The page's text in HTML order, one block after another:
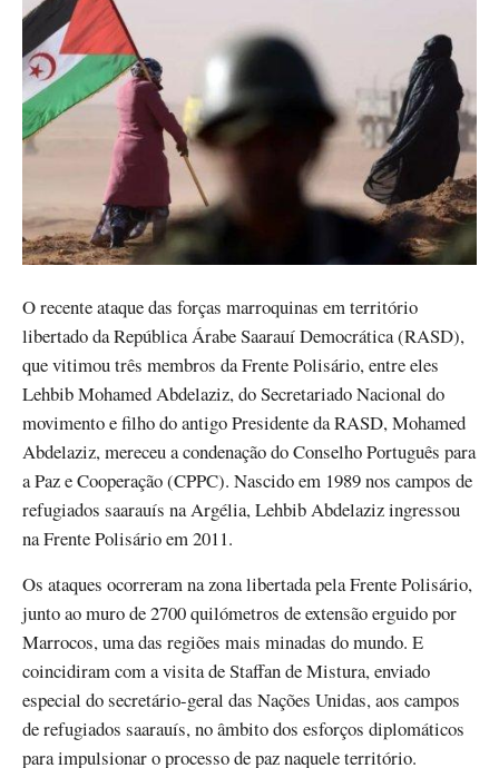
O recente ataque das forças marroquinas em território
libertado da República Árabe Saarauí Democrática (RASD),
que vitimou três membros da Frente Polisário, entre eles
Lehbib Mohamed Abdelaziz, do Secretariado Nacional do
movimento e filho do antigo Presidente da RASD, Mohamed
Abdelaziz, mereceu a condenação do Conselho Português para
a Paz e Cooperação (CPPC). Nascido em 1989 nos campos de
refugiados saarauís na Argélia, Lehbib Abdelaziz ingressou
na Frente Polisário em 2011.
Os ataques ocorreram na zona libertada pela Frente Polisário,
junto ao muro de 2700 quilómetros de extensão erguido por
Marrocos, uma das regiões mais minadas do mundo. E
coincidiram com a visita de Staffan de Mistura, enviado
especial do secretário-geral das Nações Unidas, aos campos
de refugiados saarauís, no âmbito dos esforços diplomáticos
para impulsionar o processo de paz naquele território.